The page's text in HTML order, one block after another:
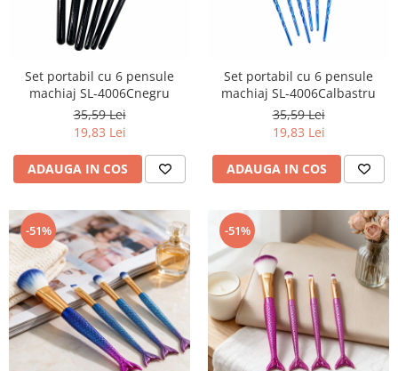
Set portabil cu 6 pensule
machiaj SL-4006Cnegru
35,59 Lei
19,83 Lei
ADAUGA IN COS
Set portabil cu 6 pensule
machiaj SL-4006Calbastru
35,59 Lei
19,83 Lei
ADAUGA IN COS
-51% -51%